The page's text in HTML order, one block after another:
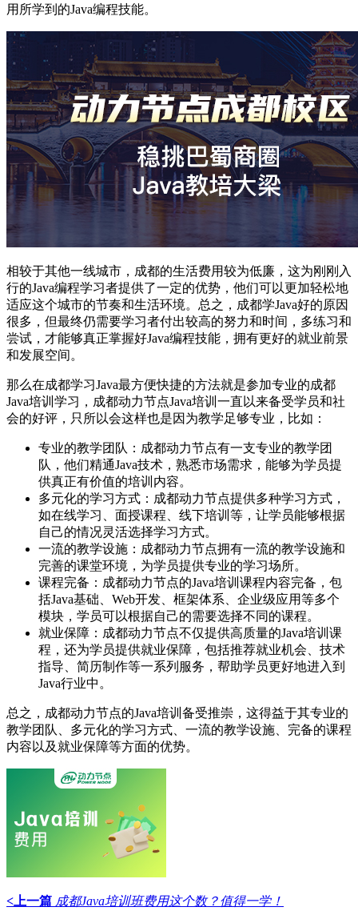
用所学到的Java编程技能。
相较于其他一线城市，成都的生活费用较为低廉，这为刚刚入
行的Java编程学习者提供了一定的优势，他们可以更加轻松地
适应这个城市的节奏和生活环境。总之，成都学Java好的原因
很多，但最终仍需要学习者付出较高的努力和时间，多练习和
尝试，才能够真正掌握好Java编程技能，拥有更好的就业前景
和发展空间。
那么在成都学习Java最方便快捷的方法就是参加专业的成都
Java培训学习，成都动力节点Java培训一直以来备受学员和社
会的好评，只所以会这样也是因为教学足够专业，比如：
专业的教学团队：成都动力节点有一支专业的教学团
队，他们精通Java技术，熟悉市场需求，能够为学员提
供真正有价值的培训内容。
多元化的学习方式：成都动力节点提供多种学习方式，
如在线学习、面授课程、线下培训等，让学员能够根据
自己的情况灵活选择学习方式。
一流的教学设施：成都动力节点拥有一流的教学设施和
完善的课堂环境，为学员提供专业的学习场所。
课程完备：成都动力节点的Java培训课程内容完备，包
括Java基础、Web开发、框架体系、企业级应用等多个
模块，学员可以根据自己的需要选择不同的课程。
就业保障：成都动力节点不仅提供高质量的Java培训课
程，还为学员提供就业保障，包括推荐就业机会、技术
指导、简历制作等一系列服务，帮助学员更好地进入到
Java行业中。
总之，成都动力节点的Java培训备受推崇，这得益于其专业的
教学团队、多元化的学习方式、一流的教学设施、完备的课程
内容以及就业保障等方面的优势。
<上一篇 成都Java培训班费用这个数？值得一学！